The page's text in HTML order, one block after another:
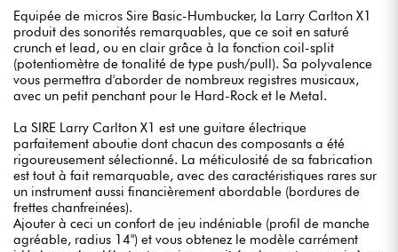
Equipée de micros Sire Basic-Humbucker, la Larry Carlton X1
produit des sonorités remarquables, que ce soit en saturé
crunch et lead, ou en clair grâce à la fonction coil-split
(potentiomètre de tonalité de type push/pull). Sa polyvalence
vous permettra d'aborder de nombreux registres musicaux,
avec un petit penchant pour le Hard-Rock et le Metal.
La SIRE Larry Carlton X1 est une guitare électrique
parfaitement aboutie dont chacun des composants a été
rigoureusement sélectionné. La méticulosité de sa fabrication
est tout à fait remarquable, avec des caractéristiques rares sur
un instrument aussi financièrement abordable (bordures de
frettes chanfreinées).
Ajouter à ceci un confort de jeu indéniable (profil de manche
agréable, radius 14") et vous obtenez le modèle carrément